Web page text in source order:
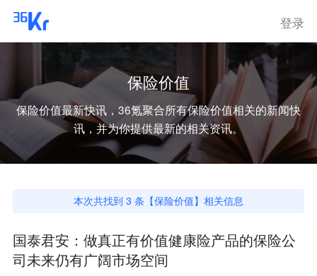
登录
保险价值
保险价值最新快讯，36氪聚合所有保险价值相关的新闻快
讯，并为你提供最新的相关资讯。
本次共找到 3 条【保险价值】相关信息
国泰君安：做真正有价值健康险产品的保险公
司未来仍有广阔市场空间